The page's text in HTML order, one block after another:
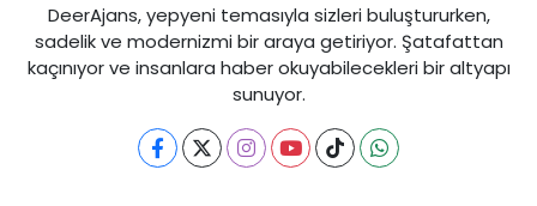
DeerAjans, yepyeni temasıyla sizleri buluştururken,
sadelik ve modernizmi bir araya getiriyor. Şatafattan
kaçınıyor ve insanlara haber okuyabilecekleri bir altyapı
sunuyor.